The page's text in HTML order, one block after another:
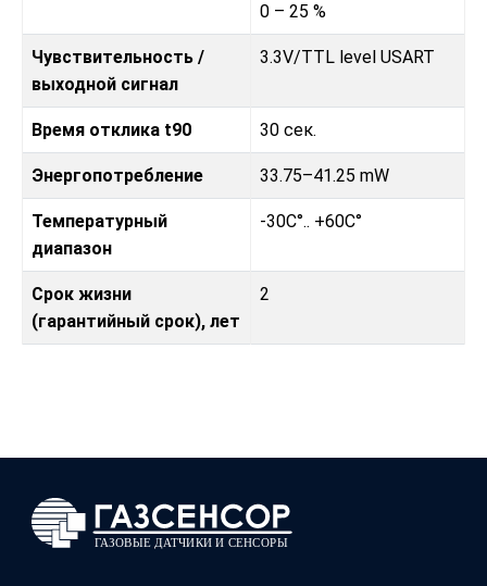
0 – 25 %
Чувствительность /
выходной сигнал
3.3V/TTL level USART
Время отклика t90 30 сек.
Энергопотребление 33.75–41.25 mW
Температурный
диапазон
-30C°.. +60C°
Срок жизни
(гарантийный срок), лет
2